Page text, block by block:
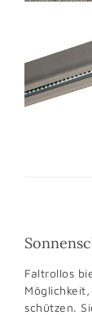
Faltrollos
schützen.